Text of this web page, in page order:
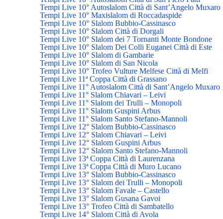
Tempi Live 10° Autoslalom Città di Sant’Angelo Muxaro
Tempi Live 10° Maxislalom di Roccadaspide
Tempi Live 10° Slalom Bubbio-Cassinasco
Tempi Live 10° Slalom Città di Dorgali
Tempi Live 10° Slalom dei 7 Tornanti Monte Bondone
Tempi Live 10° Slalom Dei Colli Euganei Città di Este
Tempi Live 10° Slalom di Gambarie
Tempi Live 10° Slalom di San Nicola
Tempi Live 10° Trofeo Vulture Melfese Città di Melfi
Tempi Live 11ª Coppa Città di Grassano
Tempi Live 11° Autoslalom Città di Sant’Angelo Muxaro
Tempi Live 11° Slalom Chiavari – Leivi
Tempi Live 11° Slalom dei Trulli – Monopoli
Tempi Live 11° Slalom Guspini Arbus
Tempi Live 11° Slalom Santo Stefano-Mannoli
Tempi Live 12° Slalom Bubbio-Cassinasco
Tempi Live 12° Slalom Chiavari – Leivi
Tempi Live 12° Slalom Guspini Arbus
Tempi Live 12° Slalom Santo Stefano-Mannoli
Tempi Live 13ª Coppa Città di Laurenzana
Tempi Live 13ª Coppa Città di Muro Lucano
Tempi Live 13° Slalom Bubbio-Cassinasco
Tempi Live 13° Slalom dei Trulli – Monopoli
Tempi Live 13° Slalom Favale – Castello
Tempi Live 13° Slalom Gusana Gavoi
Tempi Live 13° Trofeo Città di Sambatello
Tempi Live 14° Slalom Città di Avola